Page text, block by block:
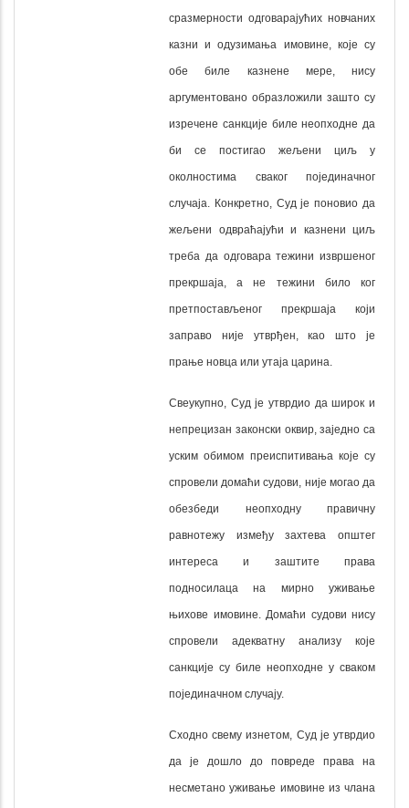
сразмерности одговарајућих новчаних
казни и одузимања имовине, које су
обе биле казнене мере, нису
аргументовано образложили зашто су
изречене санкције биле неопходне да
би се постигао жељени циљ у
околностима сваког појединачног
случаја. Конкретно, Суд је поновио да
жељени одвраћајући и казнени циљ
треба да одговара тежини извршеног
прекршаја, а не тежини било ког
претпостављеног прекршаја који
заправо није утврђен, као што је
прање новца или утаја царина.
Свеукупно, Суд је утврдио да широк и
непрецизан законски оквир, заједно са
уским обимом преиспитивања које су
спровели домаћи судови, није могао да
обезбеди неопходну правичну
равнотежу између захтева општег
интереса и заштите права
подносилаца на мирно уживање
њихове имовине. Домаћи судови нису
спровели адекватну анализу које
санкције су биле неопходне у сваком
појединачном случају.
Сходно свему изнетом, Суд је утврдио
да је дошло до повреде права на
несметано уживање имовине из члана